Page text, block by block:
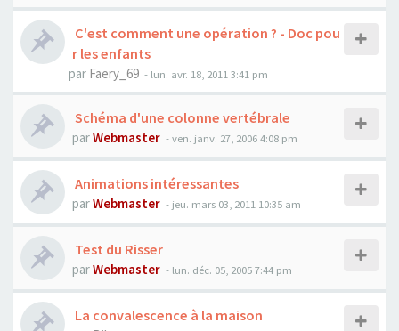
C'est comment une opération ? - Doc pou
r les enfants
par Faery_69 - lun. avr. 18, 2011 3:41 pm
Schéma d'une colonne vertébrale
parWebmaster - ven. janv. 27, 2006 4:08 pm
Animations intéressantes
parWebmaster - jeu. mars 03, 2011 10:35 am
Test du Risser
parWebmaster - lun. déc. 05, 2005 7:44 pm
La convalescence à la maison